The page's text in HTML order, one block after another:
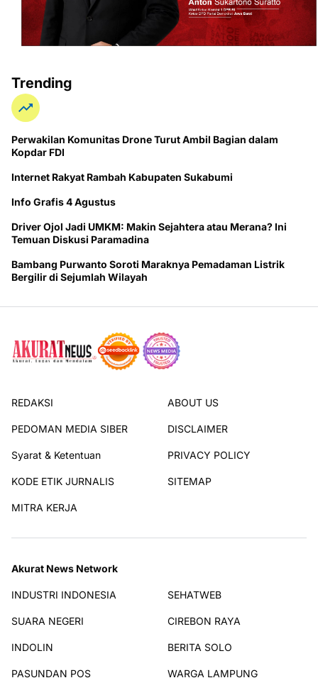
Trending
Perwakilan Komunitas Drone Turut Ambil Bagian dalam
Kopdar FDI
Internet Rakyat Rambah Kabupaten Sukabumi
Info Grafis 4 Agustus
Driver Ojol Jadi UMKM: Makin Sejahtera atau Merana? Ini
Temuan Diskusi Paramadina
Bambang Purwanto Soroti Maraknya Pemadaman Listrik
Bergilir di Sejumlah Wilayah
REDAKSI ABOUT US
PEDOMAN MEDIA SIBER DISCLAIMER
Syarat & Ketentuan PRIVACY POLICY
KODE ETIK JURNALIS SITEMAP
MITRA KERJA
Akurat News Network
INDUSTRI INDONESIA SEHATWEB
SUARA NEGERI CIREBON RAYA
INDOLIN BERITA SOLO
PASUNDAN POS WARGA LAMPUNG